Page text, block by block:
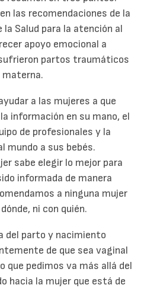
las recomendaciones de la
la Salud para la atención al
apoyo emocional a
partos traumáticos
a las mujeres a que
información en su mano, el
de profesionales y la
mundo a sus bebés.
sabe elegir lo mejor para
informada de manera
a ninguna mujer
ni con quién.
del parto y nacimiento
de que sea vaginal
que pedimos va más allá del
hacia la mujer que está de